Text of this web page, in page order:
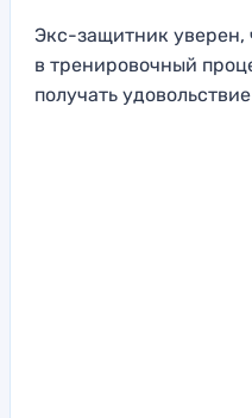
Экс-защитник уверен,
в тренировочный
получать